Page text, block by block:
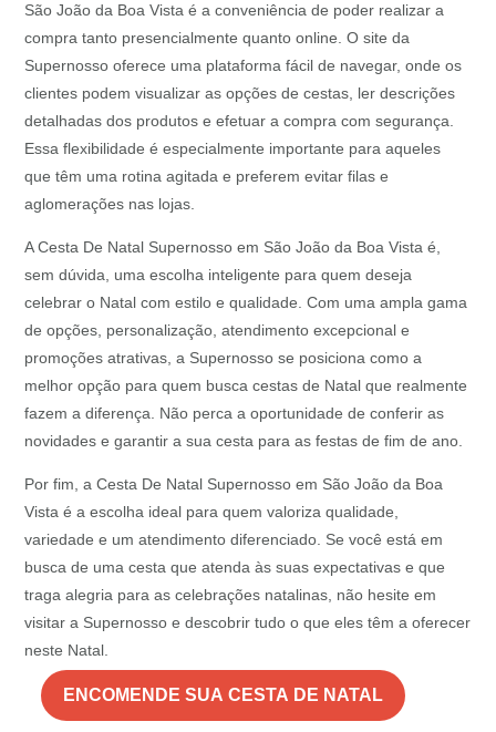
São João da Boa Vista é a conveniência de poder realizar a
compra tanto presencialmente quanto online. O site da
Supernosso oferece uma plataforma fácil de navegar, onde os
clientes podem visualizar as opções de cestas, ler descrições
detalhadas dos produtos e efetuar a compra com segurança.
Essa flexibilidade é especialmente importante para aqueles
que têm uma rotina agitada e preferem evitar filas e
aglomerações nas lojas.
A Cesta De Natal Supernosso em São João da Boa Vista é,
sem dúvida, uma escolha inteligente para quem deseja
celebrar o Natal com estilo e qualidade. Com uma ampla gama
de opções, personalização, atendimento excepcional e
promoções atrativas, a Supernosso se posiciona como a
melhor opção para quem busca cestas de Natal que realmente
fazem a diferença. Não perca a oportunidade de conferir as
novidades e garantir a sua cesta para as festas de fim de ano.
Por fim, a Cesta De Natal Supernosso em São João da Boa
Vista é a escolha ideal para quem valoriza qualidade,
variedade e um atendimento diferenciado. Se você está em
busca de uma cesta que atenda às suas expectativas e que
traga alegria para as celebrações natalinas, não hesite em
visitar a Supernosso e descobrir tudo o que eles têm a oferecer
neste Natal.
ENCOMENDE SUA CESTA DE NATAL